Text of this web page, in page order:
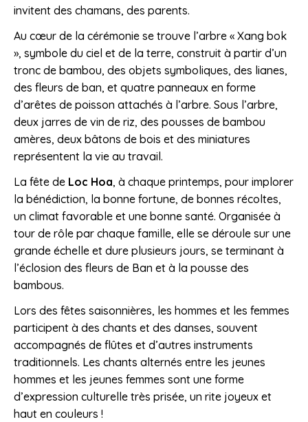
invitent des chamans, des parents.
Au cœur de la cérémonie se trouve l’arbre « Xang bok
», symbole du ciel et de la terre, construit à partir d’un
tronc de bambou, des objets symboliques, des lianes,
des fleurs de ban, et quatre panneaux en forme
d’arêtes de poisson attachés à l’arbre. Sous l’arbre,
deux jarres de vin de riz, des pousses de bambou
amères, deux bâtons de bois et des miniatures
représentent la vie au travail.
La fête de Loc Hoa, à chaque printemps, pour implorer
la bénédiction, la bonne fortune, de bonnes récoltes,
un climat favorable et une bonne santé. Organisée à
tour de rôle par chaque famille, elle se déroule sur une
grande échelle et dure plusieurs jours, se terminant à
l’éclosion des fleurs de Ban et à la pousse des
bambous.
Lors des fêtes saisonnières, les hommes et les femmes
participent à des chants et des danses, souvent
accompagnés de flûtes et d’autres instruments
traditionnels. Les chants alternés entre les jeunes
hommes et les jeunes femmes sont une forme
d’expression culturelle très prisée, un rite joyeux et
haut en couleurs !